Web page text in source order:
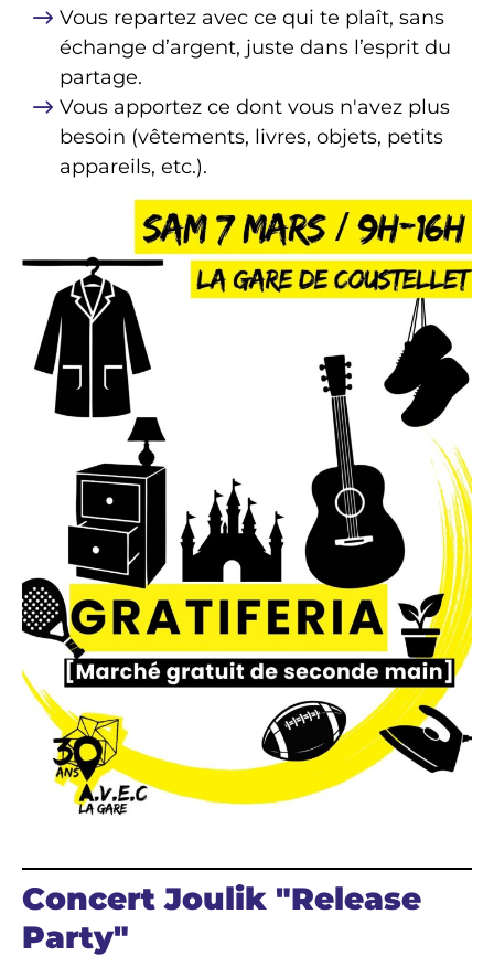
Vous repartez avec ce qui te plaît, sans
échange d’argent, juste dans l’esprit du
partage.
Vous apportez ce dont vous n'avez plus
besoin (vêtements, livres, objets, petits
appareils, etc.).
Concert Joulik "Release
Party"